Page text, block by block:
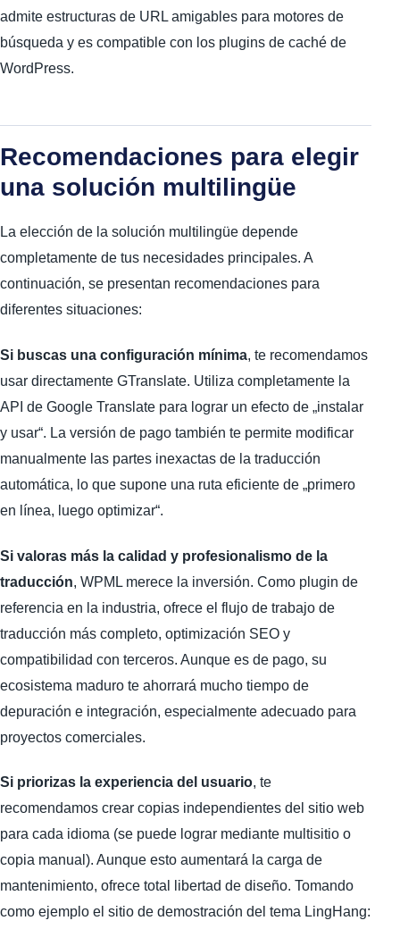
admite estructuras de URL amigables para motores de
búsqueda y es compatible con los plugins de caché de
WordPress.
Recomendaciones para elegir
una solución multilingüe
La elección de la solución multilingüe depende
completamente de tus necesidades principales. A
continuación, se presentan recomendaciones para
diferentes situaciones:
Si buscas una configuración mínima, te recomendamos
usar directamente GTranslate. Utiliza completamente la
API de Google Translate para lograr un efecto de „instalar
y usar“. La versión de pago también te permite modificar
manualmente las partes inexactas de la traducción
automática, lo que supone una ruta eficiente de „primero
en línea, luego optimizar“.
Si valoras más la calidad y profesionalismo de la
traducción, WPML merece la inversión. Como plugin de
referencia en la industria, ofrece el flujo de trabajo de
traducción más completo, optimización SEO y
compatibilidad con terceros. Aunque es de pago, su
ecosistema maduro te ahorrará mucho tiempo de
depuración e integración, especialmente adecuado para
proyectos comerciales.
Si priorizas la experiencia del usuario, te
recomendamos crear copias independientes del sitio web
para cada idioma (se puede lograr mediante multisitio o
copia manual). Aunque esto aumentará la carga de
mantenimiento, ofrece total libertad de diseño. Tomando
como ejemplo el sitio de demostración del tema LingHang: